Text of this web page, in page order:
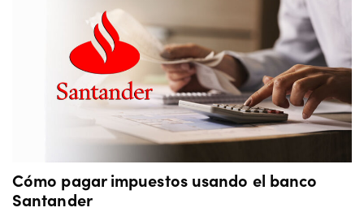
Cómo pagar impuestos usando el banco
Santander